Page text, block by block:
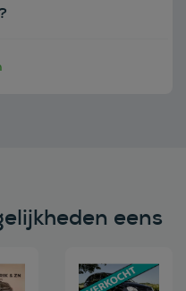
eens
auto Bekijk deze